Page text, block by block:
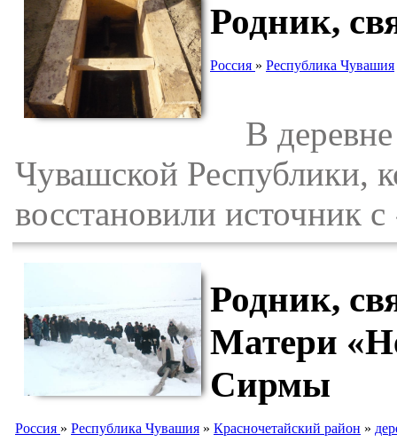
Родник,
Россия » Республика Чувашия
В деревне
Чувашской Республики,
восстановили источник
Родник,
Матери
Сирмы
Россия » Республика Чувашия » Красночетайский район »